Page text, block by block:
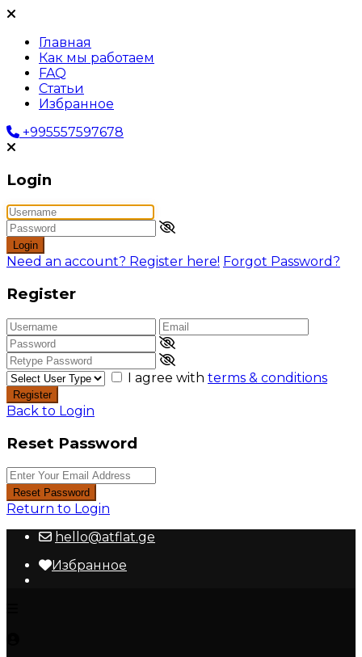
Главная
Как мы работаем
FAQ
Статьи
Избранное
+995557597678
Login
Login
Need an account? Register here! Forgot Password?
Register
I agree with terms & conditions
Register
Back to Login
Reset Password
Reset Password
Return to Login
hello@atflat.ge
Избранное